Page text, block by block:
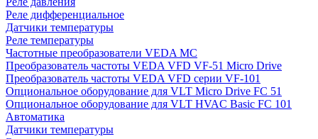
Реле дифференциальное
Датчики температуры
Реле температуры
Частотные преобразователи VEDA MC
Преобразователь частоты VEDA VFD VF-51 Micro Drive
Преобразователь частоты VEDA VFD серии VF-101
Опциональное оборудование для VLT Micro Drive FC 51
Опциональное оборудование для VLT HVAC Basic FC 101
Автоматика
Датчики температуры